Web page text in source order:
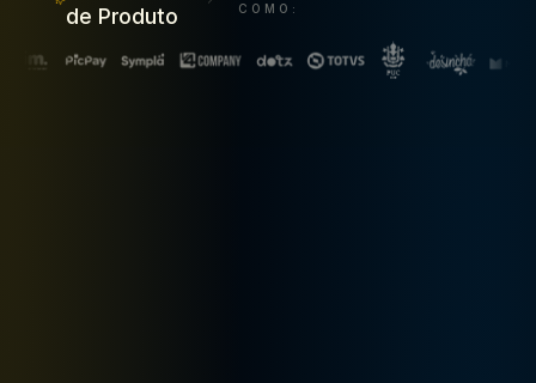
de Produto
COMO: